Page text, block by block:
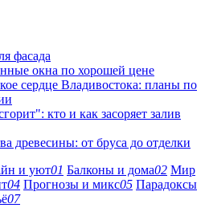
фасада
окна по хорошей цене
сердце Владивостока: планы по
кто и как засоряет залив
древесины: от бруса до отделки
и уют01 Балконы и дома02 Мир
04 Прогнозы и микс05 Парадоксы
07